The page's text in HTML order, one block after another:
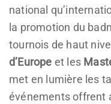
national
la promotion du
tournois de haut
d’Europe et les
met en lumière les
événements offrent